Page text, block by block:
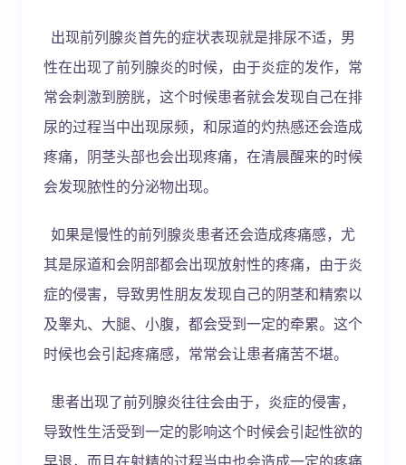
出现前列腺炎首先的症状表现就是排尿不适，男
性在出现了前列腺炎的时候，由于炎症的发作，常
常会刺激到膀胱，这个时候患者就会发现自己在排
尿的过程当中出现尿频，和尿道的灼热感还会造成
疼痛，阴茎头部也会出现疼痛，在清晨醒来的时候
会发现脓性的分泌物出现。
如果是慢性的前列腺炎患者还会造成疼痛感，尤
其是尿道和会阴部都会出现放射性的疼痛，由于炎
症的侵害，导致男性朋友发现自己的阴茎和精索以
及睾丸、大腿、小腹，都会受到一定的牵累。这个
时候也会引起疼痛感，常常会让患者痛苦不堪。
患者出现了前列腺炎往往会由于，炎症的侵害，
导致性生活受到一定的影响这个时候会引起性欲的